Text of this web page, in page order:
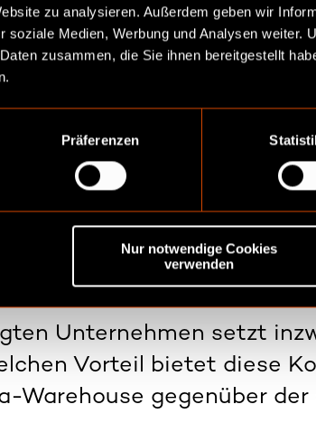
zu analysieren. Außerdem geben wir
soziale Medien, Werbung und Analysen weiter.
zusammen, die Sie ihnen bereitgestellt
Präferenzen
Nur notwendige Cookies
verwenden
Kundenmanagements als
ist der Kundenservice nach wie vor
beispielsweise durch den Einsatz von
Potenziale der Datennutzung je nach
zweifellos ein
auch andere Aspekte wie
den größtmöglichen Mehrwert aus ihren
Unternehmen setzt
Vorteil bietet diese
Warehouse gegenüber